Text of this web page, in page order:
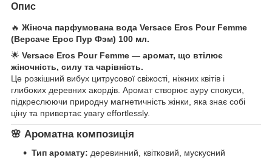
Опис
🔥 Жіноча парфумована вода Versace Eros Pour Femme
(Версаче Ерос Пур Фэм) 100 мл.
🌟 Versace Eros Pour Femme — аромат, що втілює
жіночність, силу та чарівність.
Це розкішний вибух цитрусової свіжості, ніжних квітів і
глибоких деревних акордів. Аромат створює ауру спокуси,
підкреслюючи природну магнетичність жінки, яка знає собі
ціну та привертає увагу effortlessly.
🌸 Ароматна композиція
Тип аромату: деревинний, квітковий, мускусний